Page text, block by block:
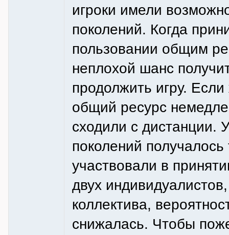
игроки имели
поколений. Когда
пользовании общим
неплохой шанс
продолжить игру.
общий ресурс
сходили с дистанции.
поколений
участвовали в
двух
коллектива,
снижалась. Чтобы